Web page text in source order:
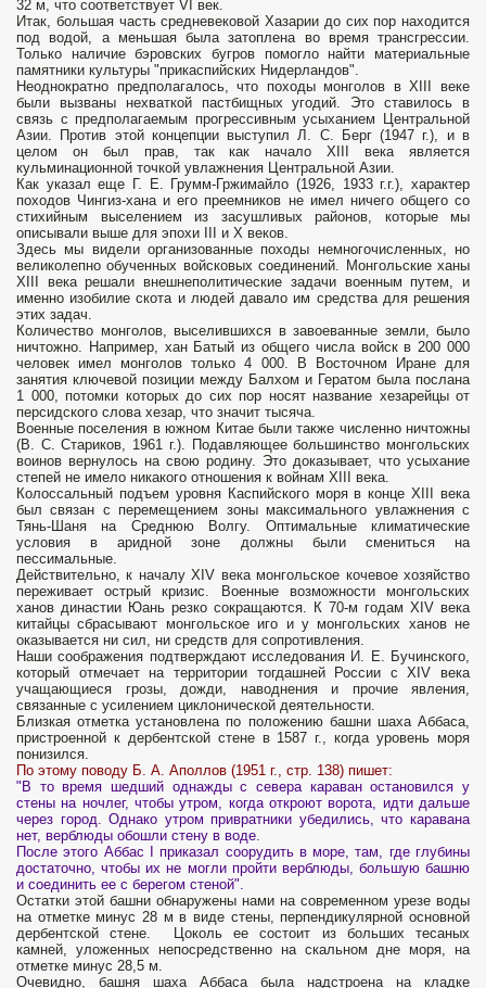
32 м, что соответствует VI век.
Итак, большая часть средневековой Хазарии до сих пор находится
под водой, а меньшая была затоплена во время трансгрессии.
Только наличие бэровских бугров помогло найти материальные
памятники культуры "прикаспийских Нидерландов".
Неоднократно предполагалось, что походы монголов в XIII веке
были вызваны нехваткой пастбищных угодий. Это ставилось в
связь с предполагаемым прогрессивным усыханием Центральной
Азии. Против этой концепции выступил Л. С. Берг (1947 г.), и в
целом он был прав, так как начало XIII века является
кульминационной точкой увлажнения Центральной Азии.
Как указал еще Г. Е. Грумм-Гржимайло (1926, 1933 г.г.), характер
походов Чингиз-хана и его преемников не имел ничего общего со
стихийным выселением из засушливых районов, которые мы
описывали выше для эпохи III и X веков.
Здесь мы видели организованные походы немногочисленных, но
великолепно обученных войсковых соединений. Монгольские ханы
XIII века решали внешнеполитические задачи военным путем, и
именно изобилие скота и людей давало им средства для решения
этих задач.
Количество монголов, выселившихся в завоеванные земли, было
ничтожно. Например, хан Батый из общего числа войск в 200 000
человек имел монголов только 4 000. В Восточном Иране для
занятия ключевой позиции между Балхом и Гератом была послана
1 000, потомки которых до сих пор носят название хезарейцы от
персидского слова хезар, что значит тысяча.
Военные поселения в южном Китае были также численно ничтожны
(В. С. Стариков, 1961 г.). Подавляющее большинство монгольских
воинов вернулось на свою родину. Это доказывает, что усыхание
степей не имело никакого отношения к войнам XIII века.
Колоссальный подъем уровня Каспийского моря в конце XIII века
был связан с перемещением зоны максимального увлажнения с
Тянь-Шаня на Среднюю Волгу. Оптимальные климатические
условия в аридной зоне должны были смениться на
пессимальные.
Действительно, к началу XIV века монгольское кочевое хозяйство
переживает острый кризис. Военные возможности монгольских
ханов династии Юань резко сокращаются. К 70-м годам XIV века
китайцы сбрасывают монгольское иго и у монгольских ханов не
оказывается ни сил, ни средств для сопротивления.
Наши соображения подтверждают исследования И. Е. Бучинского,
который отмечает на территории тогдашней России с XIV века
учащающиеся грозы, дожди, наводнения и прочие явления,
связанные с усилением циклонической деятельности.
Близкая отметка установлена по положению башни шаха Аббаса,
пристроенной к дербентской стене в 1587 г., когда уровень моря
понизился.
По этому поводу Б. А. Аполлов (1951 г., стр. 138) пишет:
"В то время шедший однажды с севера караван остановился у
стены на ночлег, чтобы утром, когда откроют ворота, идти дальше
через город. Однако утром привратники убедились, что каравана
нет, верблюды обошли стену в воде.
После этого Аббас I приказал соорудить в море, там, где глубины
достаточно, чтобы их не могли пройти верблюды, большую башню
и соединить ее с берегом стеной".
Остатки этой башни обнаружены нами на современном урезе воды
на отметке минус 28 м в виде стены, перпендикулярной основной
дербентской стене. Цоколь ее состоит из больших тесаных
камней, уложенных непосредственно на скальном дне моря, на
отметке минус 28,5 м.
Очевидно, башня шаха Аббаса была надстроена на кладке